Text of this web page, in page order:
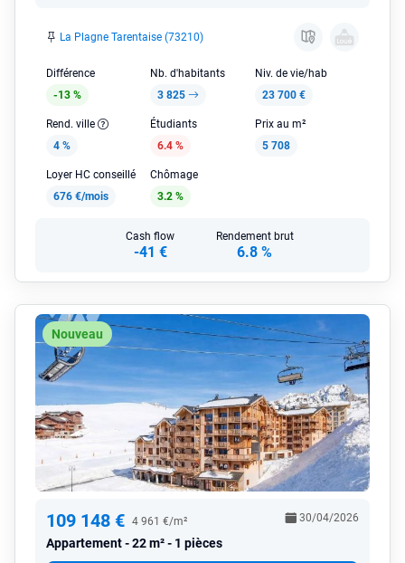
La Plagne Tarentaise (73210)
Différence
-13 %
Nb. d'habitants
3 825
Niv. de vie/hab
23 700 €
Rend. ville
4 %
Étudiants
6.4 %
Prix au m²
5 708
Loyer HC conseillé
676 €/mois
Chômage
3.2 %
Cash flow
-41 €
Rendement brut
6.8 %
Nouveau
109 148 € 4 961 €/m²
Appartement 22 m² - 1 pièces
30/04/2026